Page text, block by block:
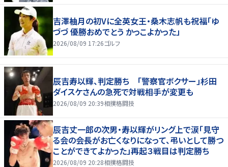
吉澤柚月の初Vに全英女王・桑木志帆も祝福「ゆ
づづ 優勝おめでとう かっこよかった」
2026/08/09 17:26ゴルフ
辰吉寿以輝、判定勝ち 「警察官ボクサー」杉田
ダイスケさんの急死で対戦相手が変更も
2026/08/09 20:39相撲格闘技
辰吉丈一郎の次男・寿以輝がリング上で涙「見守
る会の会長がお亡くなりになって、弔いとして勝つ
ことができてよかった」再起３戦目は判定勝ち
2026/08/09 20:28相撲格闘技